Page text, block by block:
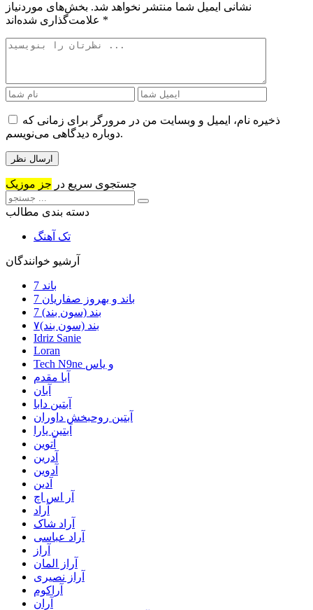
نشانی ایمیل شما منتشر نخواهد شد. بخش‌های موردنیاز
*
ذخیره نام، ایمیل و وبسایت من در مرورگر برای زمانی که
دوباره دیدگاهی می‌نویسم.
جستجوی سریع در جز موزیک
دسته بندی مطالب
تک آهنگ
آرشیو خوانندگان
7 باند
7 باند و بهروز صفاریان
7 بند (سون بند)
۷بند (سون بند)
Idriz Sanie
Loran
Tech N9ne و یاس
آبا مقدم
آبان
آبتین دابا
آبتین روحبخش داوران
آبتین یارا
آتوین
آدرین
آدوین
آدین
آر اس اچ
آراد
آراد شاک
آراد عباسی
آراز
آراز المان
آراز نصیری
آراکوم
آران